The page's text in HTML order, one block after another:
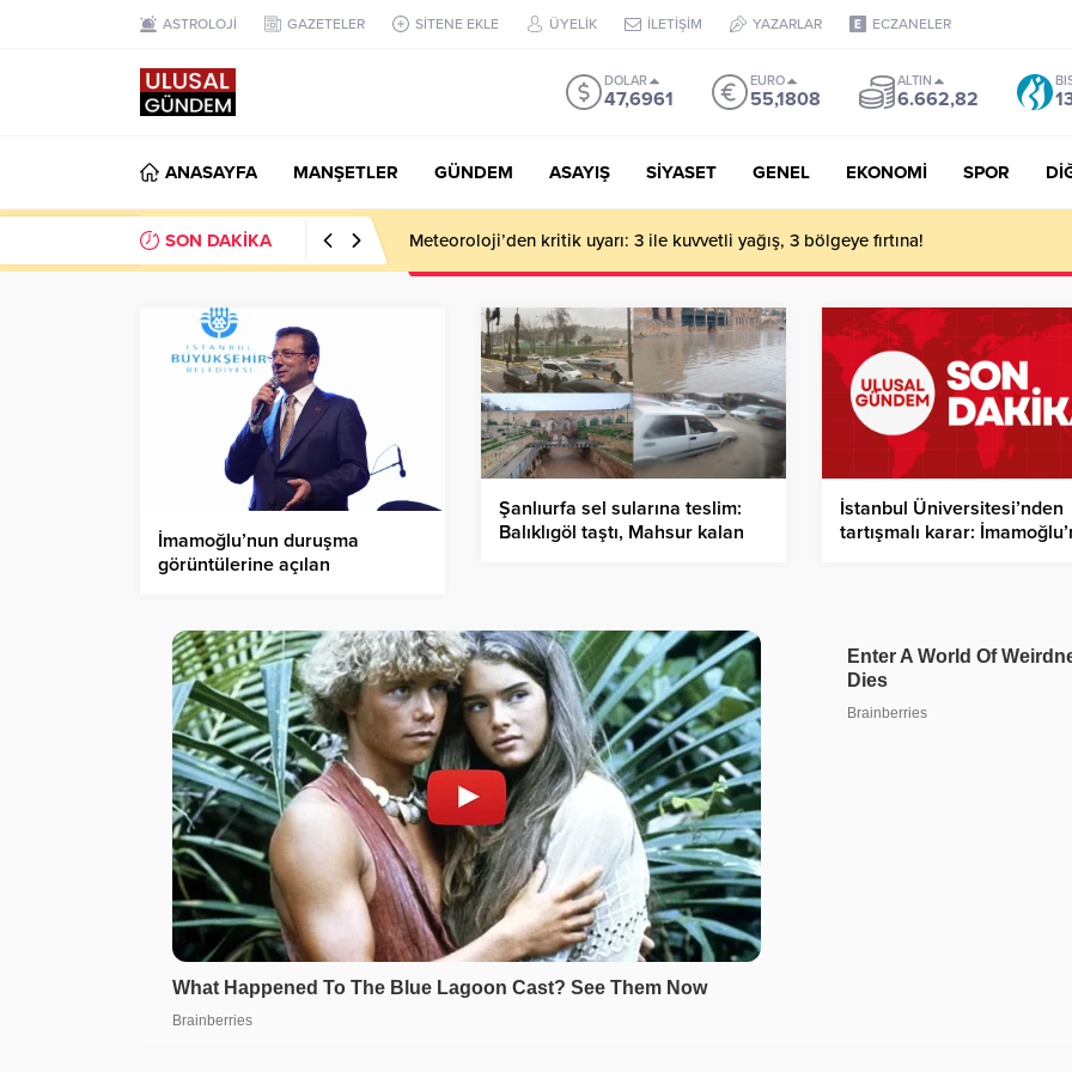
ASTROLOJİ GAZETELER SİTENE EKLE ÜYELİK İLETİŞİM YAZARLAR ECZANELER
DOLAR
47,6961
EURO
55,1808
ALTIN
6.662,82
ANASAYFA MANŞETLER GÜNDEM ASAYIŞ SİYASET GENEL EKONOMİ SPOR
SON DAKİKA Meteoroloji’den kritik uyarı: 3 ile kuvvetli yağış, 3 bölgeye fırtına!
İmamoğlu’nun duruşma
görüntülerine açılan
Şanlıurfa sel sularına teslim:
Balıklıgöl taştı, Mahsur kalan
İstanbul Üniversitesi’nden
tartışmalı karar: